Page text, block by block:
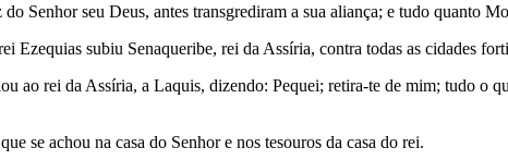
Senhor seu Deus, antes transgrediram a sua aliança; e tudo quanto
Ezequias subiu Senaqueribe, rei da Assíria, contra todas as cidades
ao rei da Assíria, a Laquis, dizendo: Pequei; retira-te de mim; tudo o
se achou na casa do Senhor e nos tesouros da casa do rei.